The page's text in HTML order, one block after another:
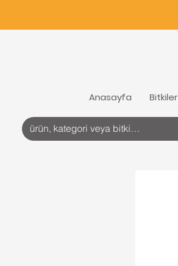
Anasayfa Bitkiler